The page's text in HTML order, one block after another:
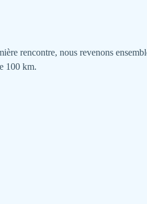
rencontre, nous revenons
100 km.